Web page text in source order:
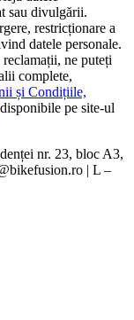
sau divulgării.
restricționare a
datele personale.
ne puteți
complete,
și Condițiile,
disponibile pe site-ul
nr. 23, bloc A3,
| L –